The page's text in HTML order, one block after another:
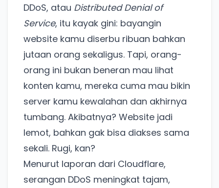
DDoS, atau Distributed Denial of
Service, itu kayak gini: bayangin
website kamu diserbu ribuan bahkan
jutaan orang sekaligus. Tapi, orang-
orang ini bukan beneran mau lihat
konten kamu, mereka cuma mau bikin
server kamu kewalahan dan akhirnya
tumbang. Akibatnya? Website jadi
lemot, bahkan gak bisa diakses sama
sekali. Rugi, kan?
Menurut laporan dari Cloudflare,
serangan DDoS meningkat tajam,